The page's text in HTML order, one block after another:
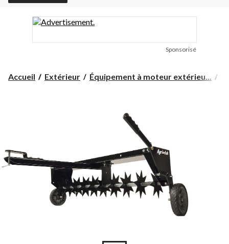
Sponsorisé
Accueil Extérieur Équipement à moteur extérieu...